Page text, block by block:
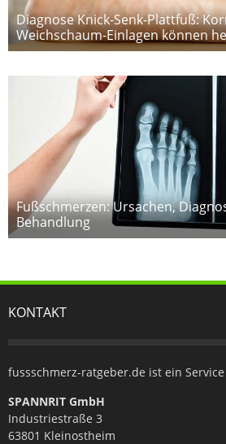
Diagnose Knick-Senk-Plattfuß:
Weichschaum-Einlagen können
Fußschmerzen: Ursachen,
Behandlung
KONTAKT
fussschmerz-ratgeber.de ist ein
SPANNRIT GmbH
Industriestraße 3
63801 Kleinostheim